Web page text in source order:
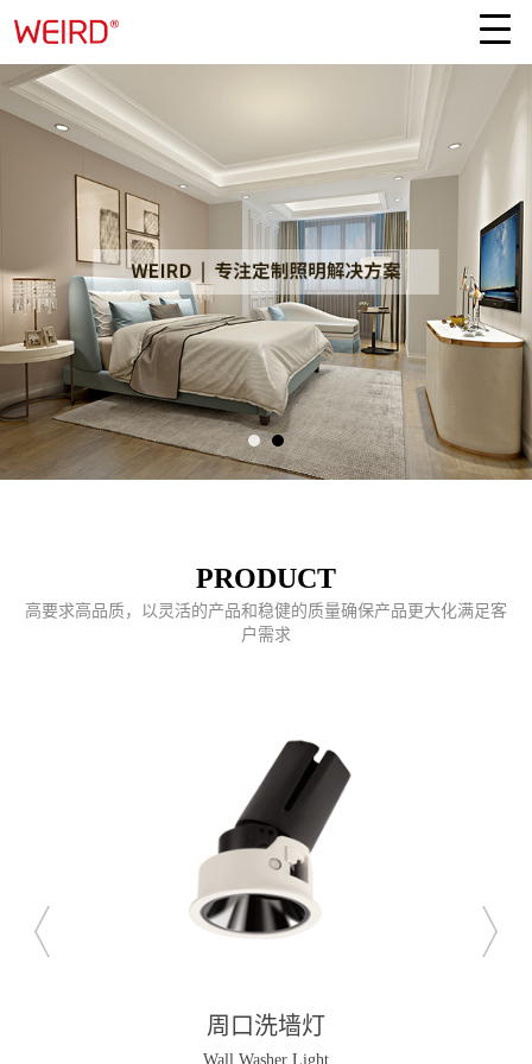
PRODUCT
高要求高品质，以灵活的产品和稳健的质量确保产品更大化满足客
户需求
周口洗墙灯
Wall Washer Light